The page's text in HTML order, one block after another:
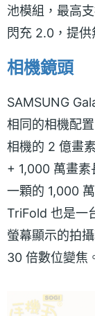
池模組，最高
閃充 2.0，提供
相機鏡頭
SAMSUNG
相同的相機配
相機的 2 億畫
+ 1,000 萬畫素
一顆的 1,000
TriFold 也是一
螢幕顯示的拍
30 倍數位變焦